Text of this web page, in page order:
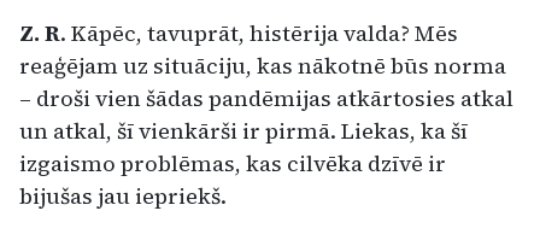
Z. R. Kāpēc, tavuprāt, histērija valda? Mēs
reaģējam uz situāciju, kas nākotnē būs norma
– droši vien šādas pandēmijas atkārtosies atkal
un atkal, šī vienkārši ir pirmā. Liekas, ka šī
izgaismo problēmas, kas cilvēka dzīvē ir
bijušas jau iepriekš.